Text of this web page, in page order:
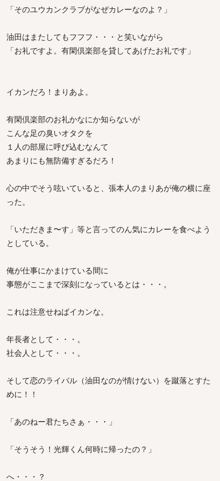
「そのユウカンクラブがなぜカレーなのよ？」
油田はまたしてもフフフ・・・と笑いながら
「お礼ですよ。有閑倶楽部を貸してあげたお礼です」
イカンだろ！まりあよ。
有閑倶楽部のお礼かなにか知らないが
こんな足の臭いオタクを
１人の部屋に呼び込むなんて
あまりにも無防備すぎるだろ！
心の中でそう呟いていると、張本人のまりあが俺の横に座
った。
「いただきま〜す」等と言ってのん気にカレーを食べよう
としている。
俺が仕事にかまけている間に
事態がここまで深刻になっているとは・・・。
これは注意せねばイカンな。
年長者として・・・。
社会人として・・・。
そして恋のライバル（油田なのが情けない）を蹴落とすた
めに！！
「あのねー君たちさぁ・・・」
「そうそう！光輝くん何時に帰ったの？」
へ・・・？